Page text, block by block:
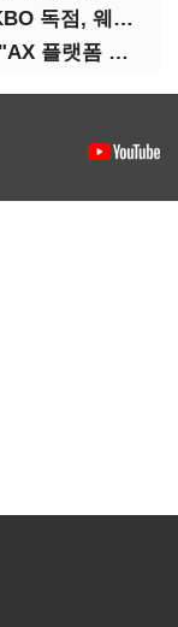
티빙 첫 분기 흑자…"2031년까지 KBO 독점, 웨이브 합병도 속도"
박윤영 KT 대표, AIDC 현장경영…"AX 플랫폼 핵심 인프라로 키운다"